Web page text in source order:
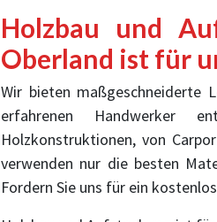
Holzbau und
Oberland ist für
Wir bieten maßgeschneiderte
erfahrenen Handwerker
Holzkonstruktionen, von
verwenden nur die besten
Fordern Sie uns für ein